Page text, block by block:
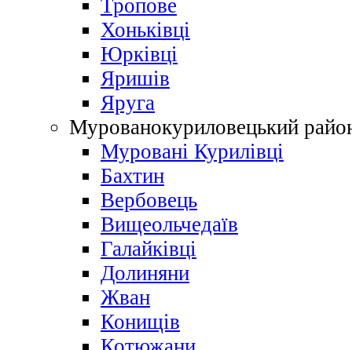
Тропове
Хоньківці
Юрківці
Яришів
Яруга
Мурованокуриловецький
Муровані Курилівці
Бахтин
Вербовець
Вищеольчедаїв
Галайківці
Долиняни
Жван
Конищів